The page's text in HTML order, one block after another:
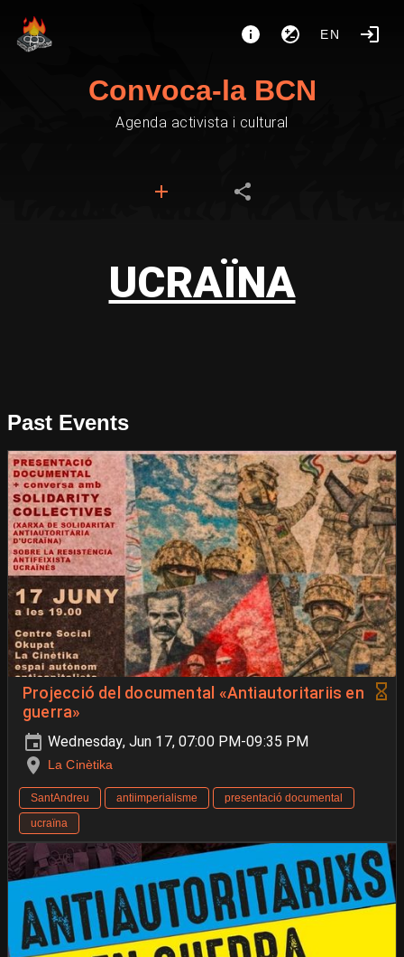
EN
Convoca-la BCN
Agenda activista i cultural
UCRAÏNA
Past Events
Projecció del documental «Antiautoritariis en
guerra»
Wednesday, Jun 17, 07:00 PM-09:35 PM
La Cinètika
SantAndreu antiimperialisme
presentació documental
ucraïna